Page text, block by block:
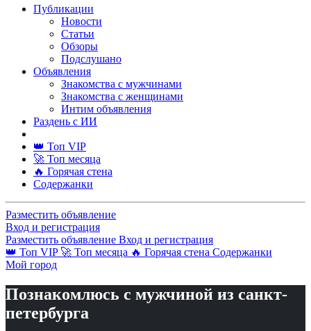
Публикации
Новости
Статьи
Обзоры
Подслушано
Объявления
Знакомства с мужчинами
Знакомства с женщинами
Интим объявления
Раздень с ИИ
👑 Топ VIP
🚀 Топ месяца
🔥 Горячая стена
Содержанки
Разместить объявление
Вход и регистрация
Разместить объявление Вход и регистрация
👑 Топ VIP 🚀 Топ месяца 🔥 Горячая стена Содержанки
Мой город
Познакомлюсь с мужчиной из санкт-
петербурга